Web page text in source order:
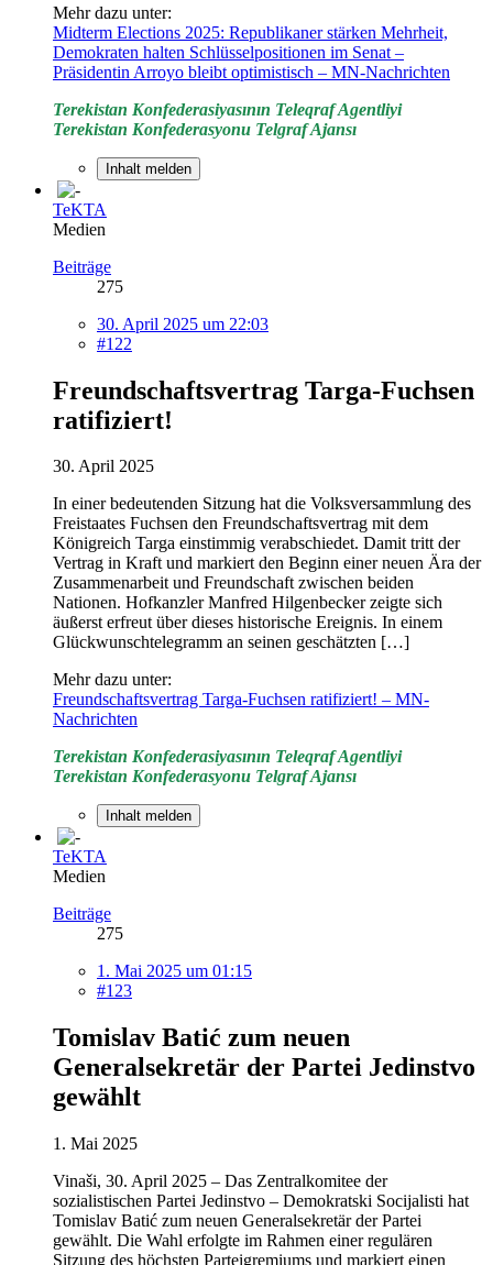
Mehr dazu unter:
Midterm Elections 2025: Republikaner stärken Mehrheit,
Demokraten halten Schlüsselpositionen im Senat –
Präsidentin Arroyo bleibt optimistisch – MN-Nachrichten
Terekistan Konfederasiyasının Teleqraf Agentliyi
Terekistan Konfederasyonu Telgraf Ajansı
Inhalt melden
TeKTA
Medien
Beiträge
275
30. April 2025 um 22:03
#122
Freundschaftsvertrag Targa-Fuchsen
ratifiziert!
30. April 2025
In einer bedeutenden Sitzung hat die Volksversammlung des
Freistaates Fuchsen den Freundschaftsvertrag mit dem
Königreich Targa einstimmig verabschiedet. Damit tritt der
Vertrag in Kraft und markiert den Beginn einer neuen Ära der
Zusammenarbeit und Freundschaft zwischen beiden
Nationen. Hofkanzler Manfred Hilgenbecker zeigte sich
äußerst erfreut über dieses historische Ereignis. In einem
Glückwunschtelegramm an seinen geschätzten […]
Mehr dazu unter:
Freundschaftsvertrag Targa-Fuchsen ratifiziert! – MN-
Nachrichten
Terekistan Konfederasiyasının Teleqraf Agentliyi
Terekistan Konfederasyonu Telgraf Ajansı
Inhalt melden
TeKTA
Medien
Beiträge
275
1. Mai 2025 um 01:15
#123
Tomislav Batić zum neuen
Generalsekretär der Partei Jedinstvo
gewählt
1. Mai 2025
Vinaši, 30. April 2025 – Das Zentralkomitee der
sozialistischen Partei Jedinstvo – Demokratski Socijalisti hat
Tomislav Batić zum neuen Generalsekretär der Partei
gewählt. Die Wahl erfolgte im Rahmen einer regulären
Sitzung des höchsten Parteigremiums und markiert einen